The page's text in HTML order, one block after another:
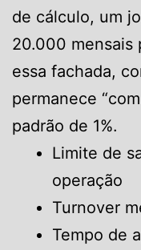
de cálculo, um
20.000 mensais
essa fachada,
permanece
padrão de 1%.
Limite de
operação
Turnover
Tempo de